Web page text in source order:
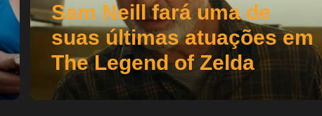
Sam Neill fará uma de
suas últimas atuações em
The Legend of Zelda